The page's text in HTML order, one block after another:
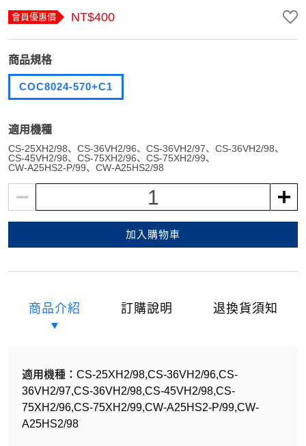
會員優惠價 NT$400
商品規格
COC8024-570+C1
適用機種
CS-25XH2/98 CS-36VH2/96 CS-36VH2/97
CS-36VH2/98
CS-45VH2/98
CS-75XH2/96
CS-75XH2/99
CW-A25HS2-P/99
CW-A25HS2/98
1
加入購物車
商品介紹 訂購說明 退換貨須知
適用機種：CS-25XH2/98,CS-36VH2/96,CS-
36VH2/97,CS-36VH2/98,CS-45VH2/98,CS-
75XH2/96,CS-75XH2/99,CW-A25HS2-P/99,CW-
A25HS2/98